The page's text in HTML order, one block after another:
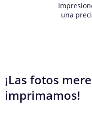
una
¡Las fotos
imprimamos!